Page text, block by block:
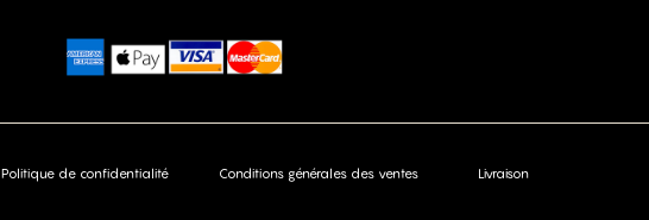
Politique de confidentialité Conditions générales des ventes Livraison